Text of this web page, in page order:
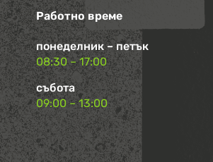
Работно време
понеделник – петък
08:30 – 17:00
събота
09:00 – 13:00